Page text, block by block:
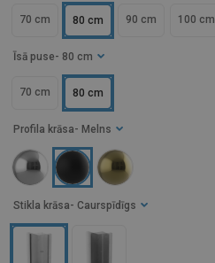
70 cm 80 cm 90 cm 100 cm
Īsā puse - 80 cm
70 cm 80 cm
Stikla krāsa - Caurspīdīgs
Profila krāsa - Melns